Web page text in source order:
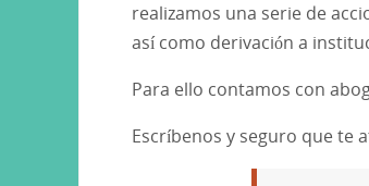
realizamos una serie de
así como derivación a
Para ello contamos con
Escríbenos y seguro que te